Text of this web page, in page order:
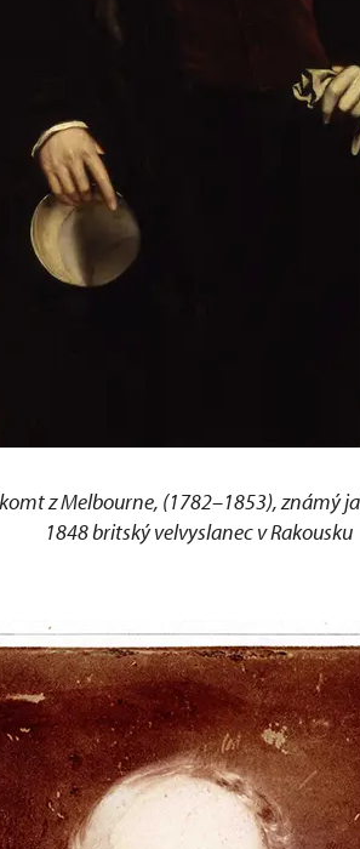
z Melbourne, (1782–1853), známý
1848 britský velvyslanec v Rakousku